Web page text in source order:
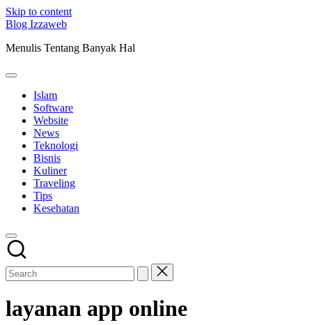
Skip to content
Blog Izzaweb
Menulis Tentang Banyak Hal
Islam
Software
Website
News
Teknologi
Bisnis
Kuliner
Traveling
Tips
Kesehatan
layanan app online